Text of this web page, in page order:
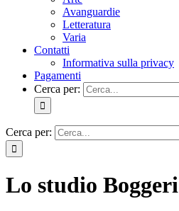
Avanguardie
Letteratura
Varia
Contatti
Informativa sulla privacy
Pagamenti
Cerca per:
Cerca per:
Lo studio Boggeri